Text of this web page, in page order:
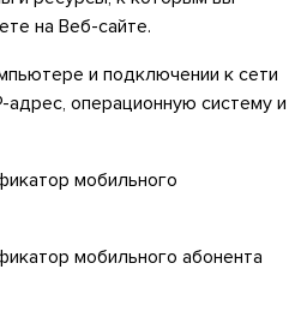
на Веб-сайте.
и подключении к сети
адрес, операционную систему и
мобильного
мобильного абонента